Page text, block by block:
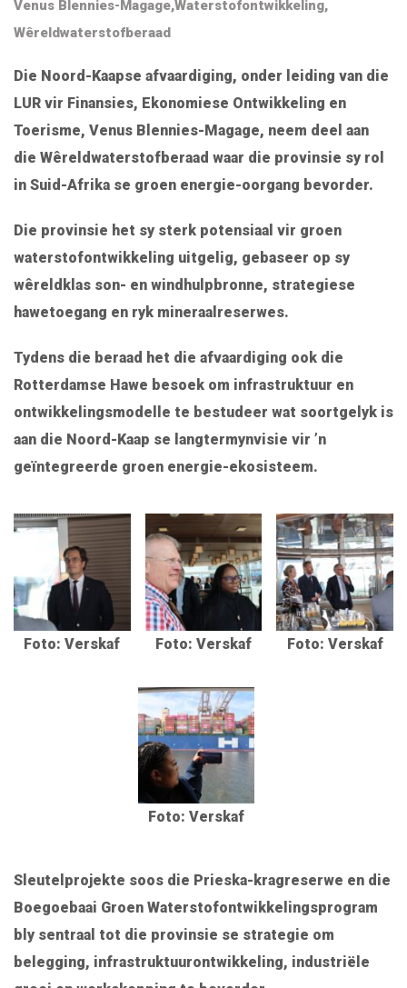
Venus Blennies-Magage,Waterstofontwikkeling,
Wêreldwaterstofberaad
Die Noord-Kaapse afvaardiging, onder leiding van die
LUR vir Finansies, Ekonomiese Ontwikkeling en
Toerisme, Venus Blennies-Magage, neem deel aan
die Wêreldwaterstofberaad waar die provinsie sy rol
in Suid-Afrika se groen energie-oorgang bevorder.
Die provinsie het sy sterk potensiaal vir groen
waterstofontwikkeling uitgelig, gebaseer op sy
wêreldklas son- en windhulpbronne, strategiese
hawetoegang en ryk mineraalreserwes.
Tydens die beraad het die afvaardiging ook die
Rotterdamse Hawe besoek om infrastruktuur en
ontwikkelingsmodelle te bestudeer wat soortgelyk is
aan die Noord-Kaap se langtermynvisie vir ’n
geïntegreerde groen energie-ekosisteem.
Foto: Verskaf Foto: Verskaf Foto: Verskaf
Foto: Verskaf
Sleutelprojekte soos die Prieska-kragreserwe en die
Boegoebaai Groen Waterstofontwikkelingsprogram
bly sentraal tot die provinsie se strategie om
belegging, infrastruktuurontwikkeling, industriële